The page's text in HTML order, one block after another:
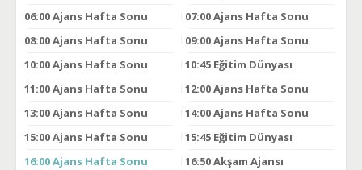
06:00Ajans Hafta Sonu 07:00Ajans Hafta Sonu
08:00Ajans Hafta Sonu 09:00Ajans Hafta Sonu
10:00Ajans Hafta Sonu 10:45 Eğitim Dünyası
11:00Ajans Hafta Sonu 12:00Ajans Hafta Sonu
13:00Ajans Hafta Sonu 14:00Ajans Hafta Sonu
15:00Ajans Hafta Sonu 15:45 Eğitim Dünyası
16:00Ajans Hafta Sonu 16:50Akşam Ajansı